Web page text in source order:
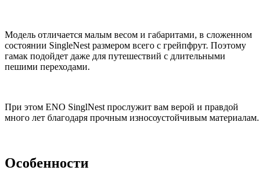
Модель отличается малым весом и габаритами, в сложенном
состоянии SingleNest размером всего с грейпфрут. Поэтому
гамак подойдет даже для путешествий с длительными
пешими переходами.
При этом ENO SinglNest прослужит вам верой и правдой
много лет благодаря прочным износоустойчивым материалам.
Особенности